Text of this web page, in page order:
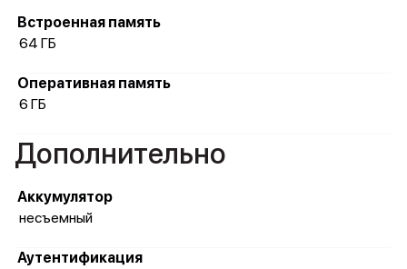
Встроенная память
64 ГБ
Оперативная память
6 ГБ
Дополнительно
Аккумулятор
несъемный
Аутентификация